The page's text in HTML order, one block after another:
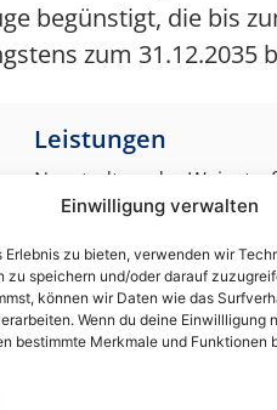
Einwilligung verwalten
Erlebnis zu bieten, verwenden wir
zu speichern und/oder darauf
können wir Daten wie das
Wenn du deine Einwillligung
bestimmte Merkmale und Funktionen
begünstigt, die bis
zum 31.12.2035
Leistungen
Neustadt an der
Lambrecht
Mannheim